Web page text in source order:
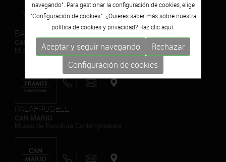
BARCELONA
CAN FRAMIS
Museo de Pintura Contemporánea
PALAFRUGELL
navegando". Para gestionar la configuración de cookies, elige
"Configuración de cookies". ¿Quieres saber más sobre nuestra
política de cookies y privacidad? Haz clicaquí.
Aceptar y seguir navegando
Rechazar
Configuración de cookies